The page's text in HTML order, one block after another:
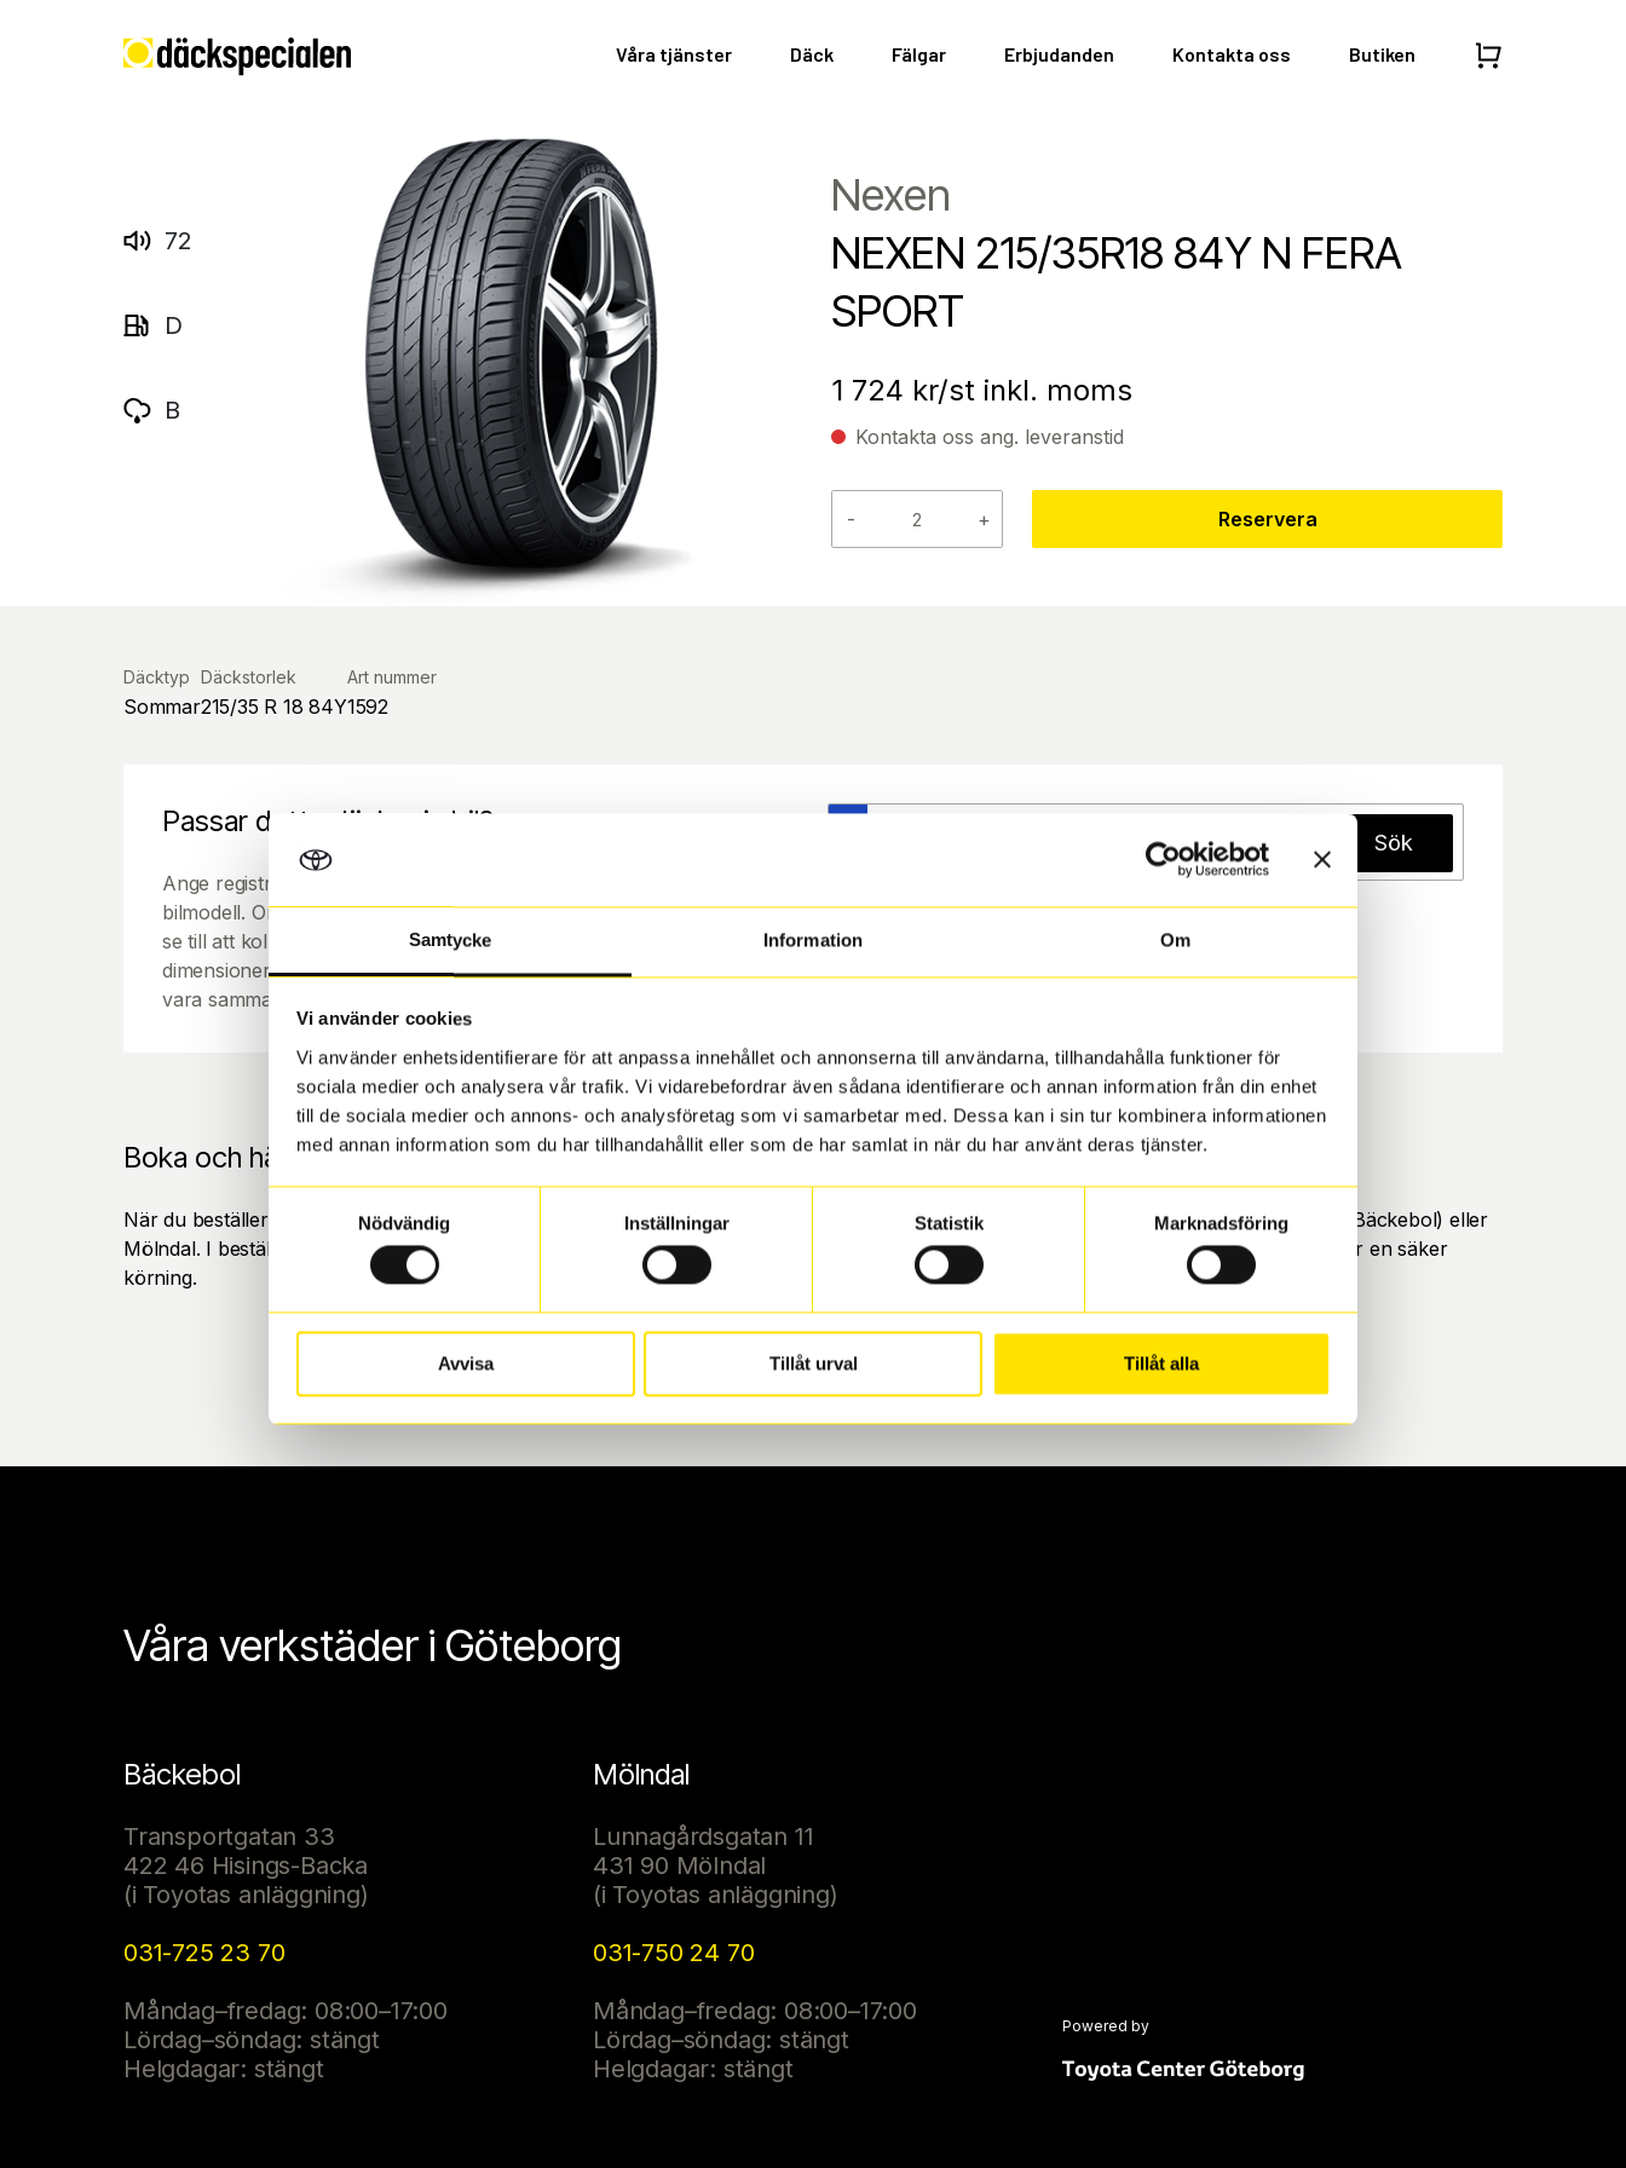
Samtycke Information Om
Vi använder cookies
Vi använder enhetsidentifierare för att anpassa innehållet och annonserna till användarna, tillhandahålla funktioner för
sociala medier och analysera vår trafik. Vi vidarebefordrar även sådana identifierare och annan information från din enhet
till de sociala medier och annons- och analysföretag som vi samarbetar med. Dessa kan i sin tur kombinera informationen
med annan information som du har tillhandahållit eller som de har samlat in när du har använt deras tjänster.
Nödvändig
Inställningar Statistik Marknadsföring
Avvisa Tillåt urval Tillåt alla
Våra tjänster Däck Fälgar Erbjudanden Kontakta oss Butiken
72
D
B
Nexen
NEXEN 215/35R18 84Y N FERA
SPORT
1 724 kr/st inkl. moms
Kontakta oss ang. leveranstid
- + Reservera
Däcktyp
Sommar
Däckstorlek
215/35 R 18 84Y
Art nummer
1592
Passar detta däck min bil?
Ange registreringsnummer för att se om det däck du valt passar din
bilmodell. Om du köper däck som skall sättas på dina befintliga fälgar,
se till att kolla en extra gång så att däck och fälg har samma
dimensioner. Ibland kan fälgen ha bytts ut under årens lopp och inte
vara samma dimension som bilen hade ut från fabrik.
Sök
Boka och hämta hos Däckspecialen
När du beställer dina nya däck eller fälgar hos oss levereras de direkt till någon av våra däckverkstäder i Göteborg. Välj mellan Hisingen (Bäckebol) eller
Mölndal. I beställningen anger du datum och tid för upphämtning eller service. När vi byter dina däck ser vi till att de uppfyller alla krav för en säker
körning.
Våra verkstäder i Göteborg
Bäckebol
Transportgatan 33
422 46 Hisings-Backa
(i Toyotas anläggning)
031-725 23 70
Måndag–fredag: 08:00–17:00
Lördag–söndag: stängt
Helgdagar: stängt
Mölndal
Lunnagårdsgatan 11
431 90 Mölndal
(i Toyotas anläggning)
031-750 24 70
Måndag–fredag: 08:00–17:00
Lördag–söndag: stängt
Helgdagar: stängt
Powered by